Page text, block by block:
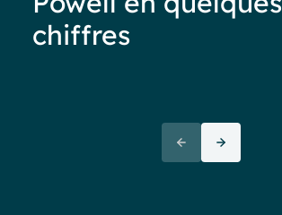
chiffres
intranet ? C’est un